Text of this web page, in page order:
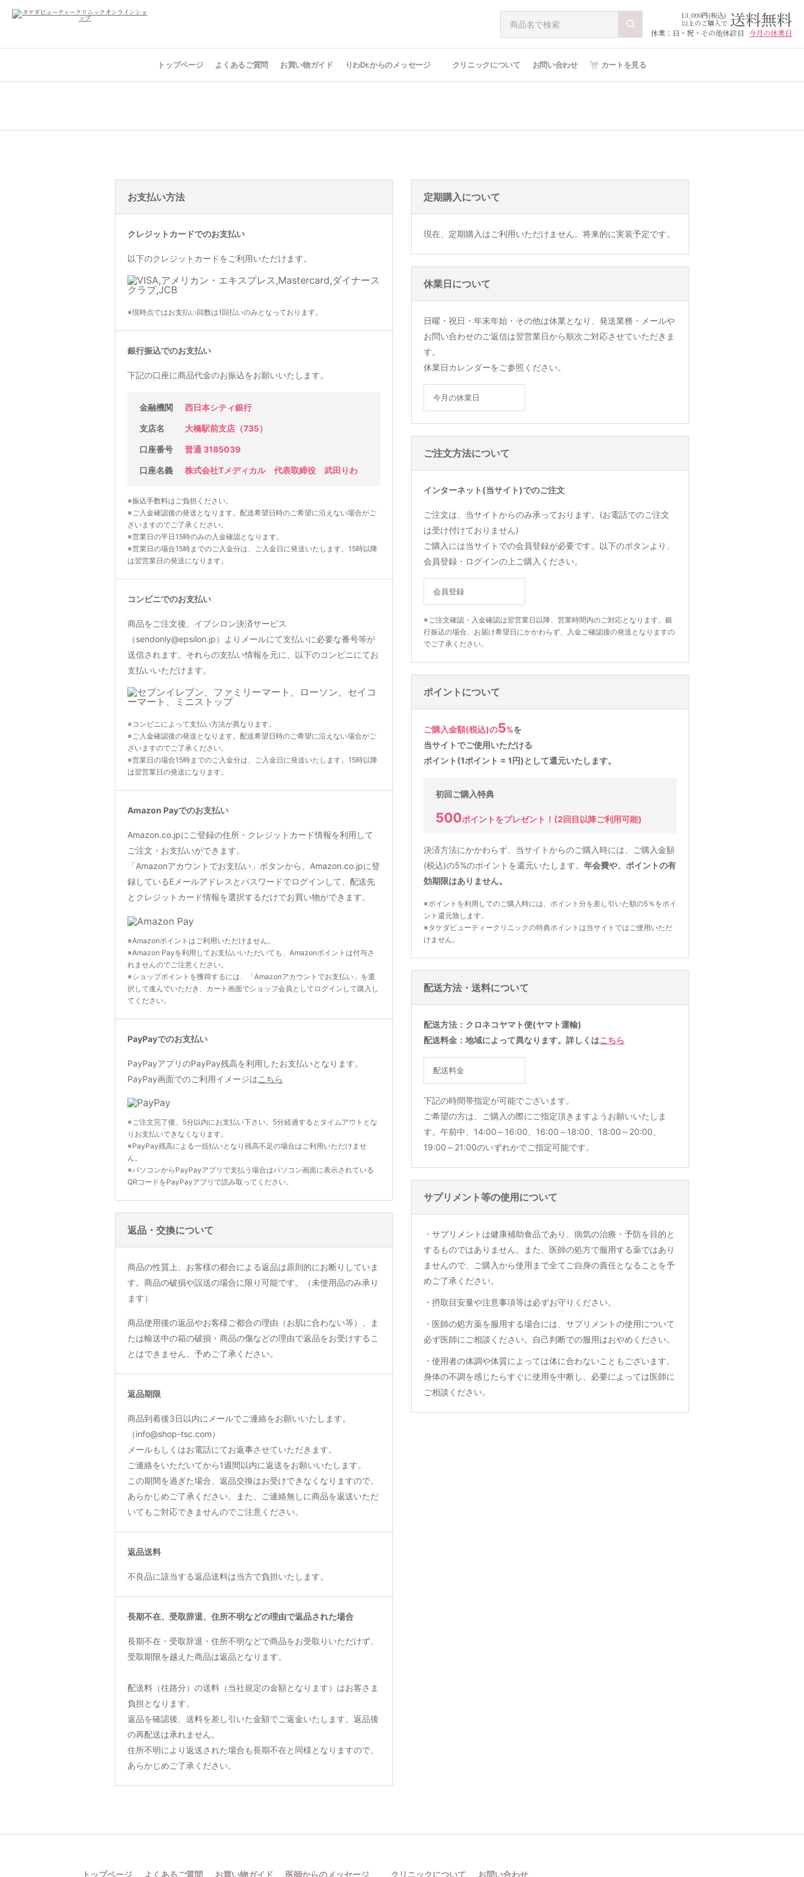
13,000円(税込)
以上のご購入で 送料無料
休業：日・祝・その他休診日 今月の休業日
トップページ よくあるご質問 お買い物ガイド りわDr.からのメッセージ クリニックについて お問い合わせ カートを見る
お支払い方法
クレジットカードでのお支払い
以下のクレジットカードをご利用いただけます。
※現時点ではお支払い回数は1回払いのみとなっております。
銀行振込でのお支払い
下記の口座に商品代金のお振込をお願いいたします。
金融機関 西日本シティ銀行
支店名 大橋駅前支店（735）
口座番号 普通 3185039
口座名義 株式会社Tメディカル 代表取締役 武田りわ
※振込手数料はご負担ください。
※ご入金確認後の発送となります。配送希望日時のご希望に沿えない場合がご
ざいますのでご了承ください。
※営業日の平日15時のみの入金確認となります。
※営業日の場合15時までのご入金分は、ご入金日に発送いたします。15時以降
は翌営業日の発送になります。
コンビニでのお支払い
商品をご注文後、イプシロン決済サービス
（sendonly@epsilon.jp）よりメールにて支払いに必要な番号等が
送信されます。それらの支払い情報を元に、以下のコンビニにてお
支払いいただけます。
※コンビニによって支払い方法が異なります。
※ご入金確認後の発送となります。配送希望日時のご希望に沿えない場合がご
ざいますのでご了承ください。
※営業日の場合15時までのご入金分は、ご入金日に発送いたします。15時以降
は翌営業日の発送になります。
Amazon Payでのお支払い
Amazon.co.jpにご登録の住所・クレジットカード情報を利用して
ご注文・お支払いができます。
「Amazonアカウントでお支払い」ボタンから、Amazon.co.jpに登
録しているEメールアドレスとパスワードでログインして、配送先
とクレジットカード情報を選択するだけでお買い物ができます。
※Amazonポイントはご利用いただけません。
※Amazon Payを利用してお支払いいただいても、Amazonポイントは付与さ
れませんのでご注意ください。
※ショップポイントを獲得するには、「Amazonアカウントでお支払い」を選
択して進んでいただき、カート画面でショップ会員としてログインして購入し
てください。
PayPayでのお支払い
PayPayアプリのPayPay残高を利用したお支払いとなります。
PayPay画面でのご利用イメージはこちら
※ご注文完了後、5分以内にお支払い下さい。5分経過するとタイムアウトとな
りお支払いできなくなります。
※PayPay残高による一括払いとなり残高不足の場合はご利用いただけませ
ん。
※パソコンからPayPayアプリで支払う場合はパソコン画面に表示されている
QRコードをPayPayアプリで読み取ってください。
返品・交換について
商品の性質上、お客様の都合による返品は原則的にお断りしていま
す。商品の破損や誤送の場合に限り可能です。（未使用品のみ承り
ます）
商品使用後の返品やお客様ご都合の理由（お肌に合わない等）、ま
たは輸送中の箱の破損・商品の傷などの理由で返品をお受けするこ
とはできません。予めご了承ください。
返品期限
商品到着後3日以内にメールでご連絡をお願いいたします。
（info@shop-tsc.com）
メールもしくはお電話にてお返事させていただきます。
ご連絡をいただいてから1週間以内に返送をお願いいたします。
この期間を過ぎた場合、返品交換はお受けできなくなりますので、
あらかじめご了承ください。また、ご連絡無しに商品を返送いただ
いてもご対応できませんのでご注意ください。
返品送料
不良品に該当する返品送料は当方で負担いたします。
長期不在、受取辞退、住所不明などの理由で返品された場合
長期不在・受取辞退・住所不明などで商品をお受取りいただけず、
受取期限を越えた商品は返品となります。
配送料（往路分）の送料（当社規定の金額となります）はお客さま
負担となります。
返品を確認後、送料を差し引いた金額でご返金いたします。返品後
の再配送は承れません。
住所不明により返送された場合も長期不在と同様となりますので、
あらかじめご了承ください。
定期購入について
現在、定期購入はご利用いただけません。将来的に実装予定です。
休業日について
日曜・祝日・年末年始・その他は休業となり、発送業務・メールや
お問い合わせのご返信は翌営業日から順次ご対応させていただきま
す。
休業日カレンダーをご参照ください。
今月の休業日
ご注文方法について
インターネット(当サイト)でのご注文
ご注文は、当サイトからのみ承っております。(お電話でのご注文
は受け付けておりません)
ご購入には当サイトでの会員登録が必要です。以下のボタンより、
会員登録・ログインの上ご購入ください。
会員登録
※ご注文確認・入金確認は翌営業日以降、営業時間内のご対応となります。銀
行振込の場合、お届け希望日にかかわらず、入金ご確認後の発送となりますの
でご了承ください。
ポイントについて
ご購入金額(税込)の5%を
当サイトでご使用いただける
ポイント(1ポイント = 1円)として還元いたします。
初回ご購入特典
500ポイントをプレゼント！ (2回目以降ご利用可能)
決済方法にかかわらず、当サイトからのご購入時には、ご購入金額
(税込)の5%のポイントを還元いたします。 年会費や、ポイントの有
効期限はありません。
※ポイントを利用してのご購入時には、ポイント分を差し引いた額の5％をポイ
ント還元致します。
※タケダビューティークリニックの特典ポイントは当サイトではご使用いただ
けません。
配送方法・送料について
配送方法
クロネコヤマト便(ヤマト運輸)
配送料金
地域によって異なります。詳しくはこちら
配送料金
下記の時間帯指定が可能でございます。
ご希望の方は、ご購入の際にご指定頂きますようお願いいたしま
す。午前中、14:00～16:00、16:00～18:00、18:00～20:00、
19:00～21:00のいずれかでご指定可能です。
サプリメント等の使用について
・サプリメントは健康補助食品であり、病気の治療・予防を目的と
するものではありません。また、医師の処方で服用する薬ではあり
ませんので、ご購入から使用まで全てご自身の責任となることを予
めご了承ください。
・摂取目安量や注意事項等は必ずお守りください。
・医師の処方薬を服用する場合には、サプリメントの使用について
必ず医師にご相談ください。自己判断での服用はおやめください。
・使用者の体調や体質によっては体に合わないこともございます。
身体の不調を感じたらすぐに使用を中断し、必要によっては医師に
ご相談ください。
トップページ よくあるご質問 お買い物ガイド 医師からのメッセージ クリニックについて お問い合わせ